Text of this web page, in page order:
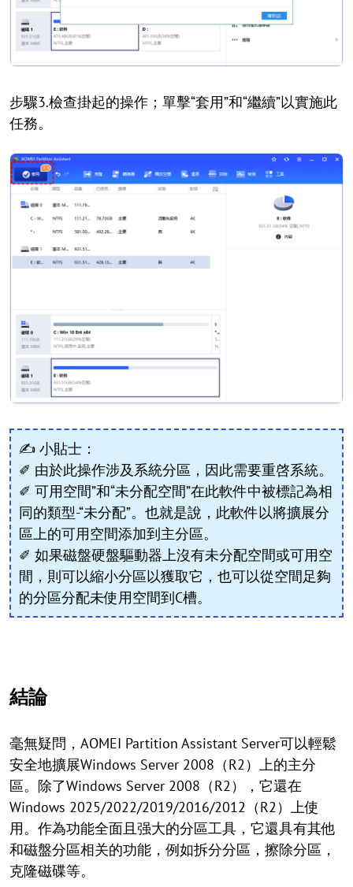
步驟3.檢查掛起的操作；單擊“套用”和“繼續”以實施此
任務。
✍ 小貼士：
✐ 由於此操作涉及系統分區，因此需要重啓系統。
✐ 可用空間”和“未分配空間”在此軟件中被標記為相
同的類型-“未分配”。也就是說，此軟件以將擴展分
區上的可用空間添加到主分區。
✐ 如果磁盤硬盤驅動器上沒有未分配空間或可用空
間，則可以縮小分區以獲取它，也可以從空間足夠
的分區分配未使用空間到C槽。
結論
毫無疑問，AOMEI Partition Assistant Server可以輕鬆
安全地擴展Windows Server 2008（R2）上的主分
區。除了Windows Server 2008（R2），它還在
Windows 2025/2022/2019/2016/2012（R2）上使
用。作為功能全面且强大的分區工具，它還具有其他
和磁盤分區相关的功能，例如拆分分區，擦除分區，
克隆磁碟等。